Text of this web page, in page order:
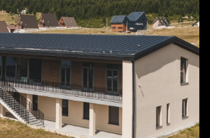
AYRINTILAR